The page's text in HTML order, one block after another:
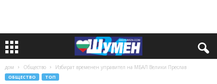
дом Общество Избират временен управител на МБАЛ Велики Преслав
ОБЩЕСТВО ТОП